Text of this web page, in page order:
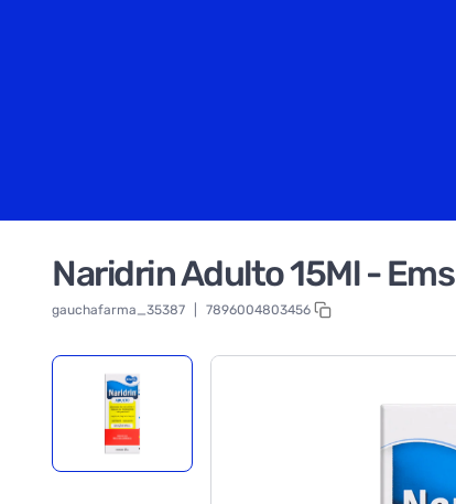
Naridrin Adulto 15Ml - Ems
gauchafarma_35387 7896004803456